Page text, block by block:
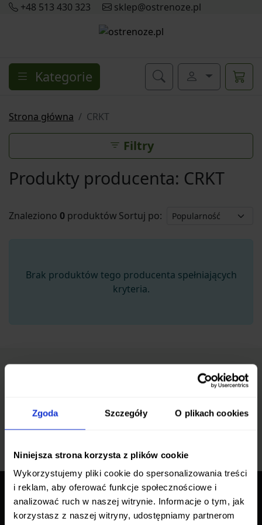
Zgoda Szczegóły O plikach cookies
Niniejsza strona korzysta z plików cookie
Wykorzystujemy pliki cookie do spersonalizowania treści
i reklam, aby oferować funkcje społecznościowe i
analizować ruch w naszej witrynie. Informacje o tym, jak
korzystasz z naszej witryny, udostępniamy partnerom
+48 513 430 323 sklep@ostrenoze.pl
Kategorie
Strona główna CRKT
Filtry
Produkty producenta: CRKT
Znaleziono 0 produktów Sortuj po:
Brak produktów tego producenta spełniających
kryteria.
Zapisz się do newslettera
O NAS